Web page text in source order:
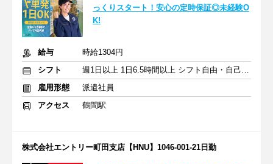
っくりスタート！安心の定時保証◎未経験O
K!
給与
時給1304円
シフト
週1日以上 1日6.5時間以上 シフト自由・自己申告
雇用形態
派遣社員
アクセス
鶴間駅
株式会社エントリー町田支店【HNU】1046-001-21日勤